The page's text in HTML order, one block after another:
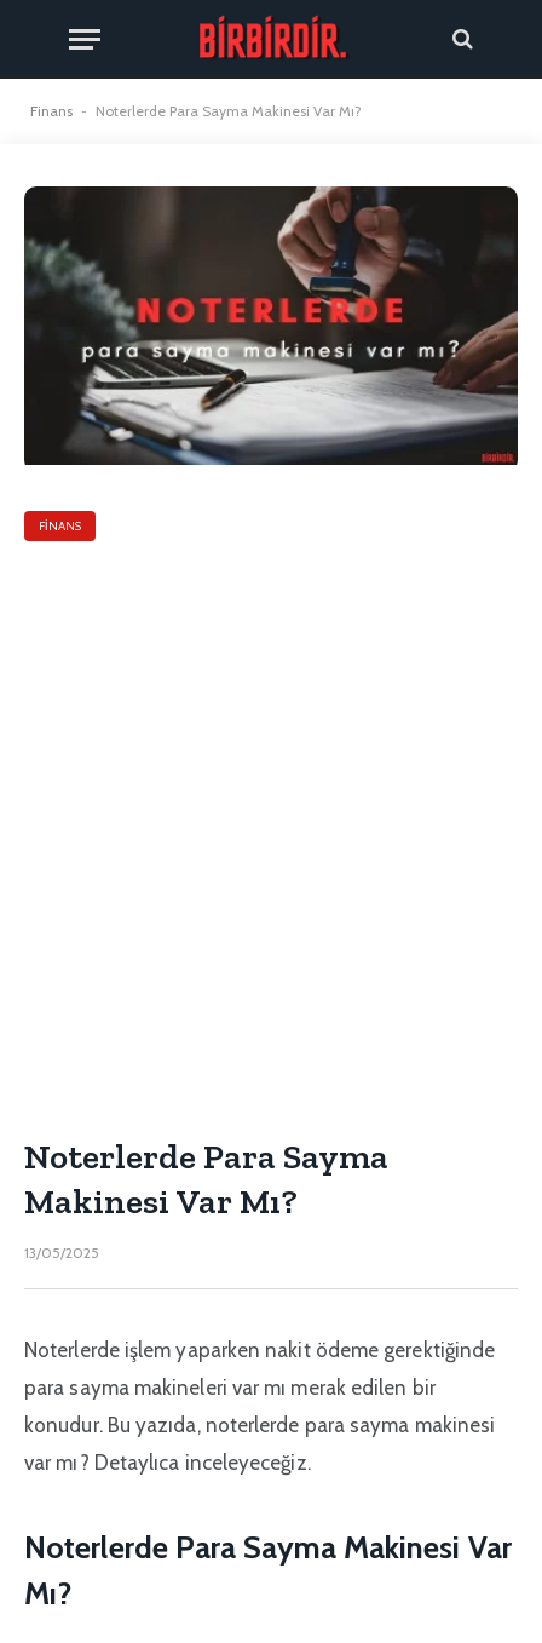
Finans - Noterlerde Para Sayma Makinesi Var Mı?
FINANS
Noterlerde Para Sayma
Makinesi Var Mı?
13/05/2025
Noterlerde işlem yaparken nakit ödeme gerektiğinde
para sayma makineleri var mı merak edilen bir
konudur. Bu yazıda, noterlerde para sayma makinesi
var mı? Detaylıca inceleyeceğiz.
Noterlerde Para Sayma Makinesi Var
Mı?